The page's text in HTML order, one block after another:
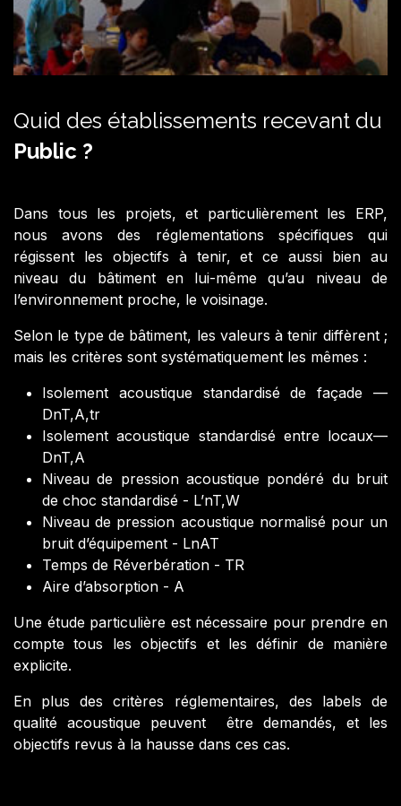
Quid des établissements recevant du
Public ?
Dans tous les projets, et particulièrement les ERP,
nous avons des réglementations spécifiques qui
régissent les objectifs à tenir, et ce aussi bien au
niveau du bâtiment en lui-même qu’au niveau de
l’environnement proche, le voisinage.
Selon le type de bâtiment, les valeurs à tenir diffèrent ;
mais les critères sont systématiquement les mêmes :
Isolement acoustique standardisé de façade —
DnT,A,tr
Isolement acoustique standardisé entre locaux—
DnT,A
Niveau de pression acoustique pondéré du bruit
de choc standardisé - L’nT,W
Niveau de pression acoustique normalisé pour un
bruit d’équipement - LnAT
Temps de Réverbération - TR
Aire d’absorption - A
Une étude particulière est nécessaire pour prendre en
compte tous les objectifs et les définir de manière
explicite.
En plus des critères réglementaires, des labels de
qualité acoustique peuvent être demandés, et les
objectifs revus à la hausse dans ces cas.